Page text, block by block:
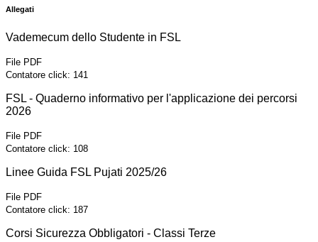
Allegati
Vademecum dello Studente in FSL
File PDF
Contatore click: 141
FSL - Quaderno informativo per l'applicazione dei percorsi
2026
File PDF
Contatore click: 108
Linee Guida FSL Pujati 2025/26
File PDF
Contatore click: 187
Corsi Sicurezza Obbligatori - Classi Terze